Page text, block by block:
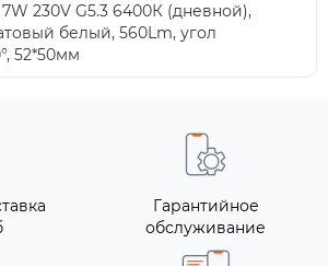
230V G5.3 6400К (дневной),
белый, 560Lm, угол
52*50мм
Гарантийное
обслуживание